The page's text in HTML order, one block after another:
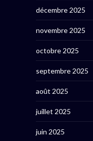
décembre 2025
novembre 2025
octobre 2025
septembre 2025
août 2025
juillet 2025
juin 2025